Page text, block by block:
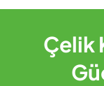
Çelik